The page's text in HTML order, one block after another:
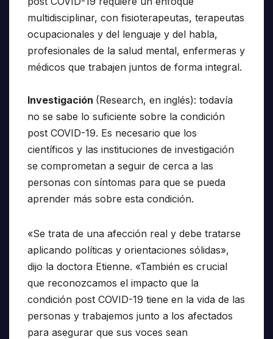
multidisciplinar, con fisioterapeutas, terapeutas
ocupacionales y del lenguaje y del habla,
profesionales de la salud mental, enfermeras y
médicos que trabajen juntos de forma integral.
Investigación (Research, en inglés): todavía
no se sabe lo suficiente sobre la condición
post COVID-19. Es necesario que los
científicos y las instituciones de investigación
se comprometan a seguir de cerca a las
personas con síntomas para que se pueda
aprender más sobre esta condición.
«Se trata de una afección real y debe tratarse
aplicando políticas y orientaciones sólidas»,
dijo la doctora Etienne. «También es crucial
que reconozcamos el impacto que la
condición post COVID-19 tiene en la vida de las
personas y trabajemos junto a los afectados
para asegurar que sus voces sean